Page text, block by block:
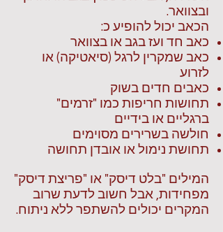
ובצוואר.
הכאב יכול להופיע כ:
כאב חד ועז בגב או בצוואר
כאב שמקרין לרגל (סיאטיקה) או
לזרוע
כאבים חדים בשוק
תחושות חריפות כמו "זרמים"
ברגליים או בידיים
חולשה בשרירים מסוימים
תחושת נימול או אובדן תחושה
המילים "בלט דיסק" או "פריצת דיסק"
מפחידות, אבל חשוב לדעת שרוב
המקרים יכולים להשתפר ללא ניתוח.